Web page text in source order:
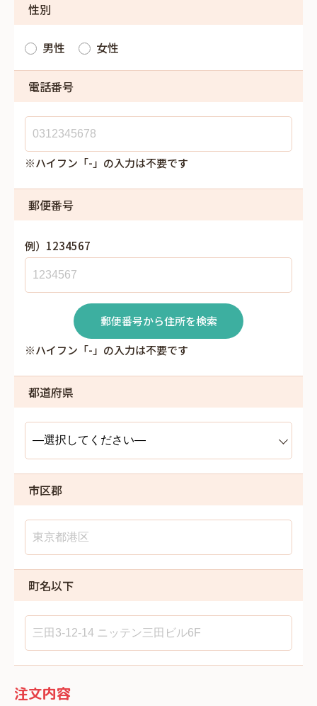
性別
男性 女性
電話番号
※ハイフン「-」の入力は不要です
郵便番号
例）1234567
郵便番号から住所を検索
※ハイフン「-」の入力は不要です
都道府県
市区郡
町名以下
注文内容